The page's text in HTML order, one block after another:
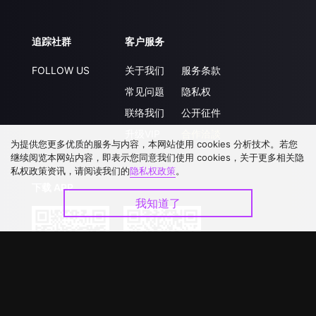
追踪社群
FOLLOW US
客户服务
关于我们
常见问题
联络我们
服务条款
隐私权
公开征件
下载 APP
为提供您更多优质的服务与内容，本网站使用 cookies 分析技术。若您
继续阅览本网站内容，即表示您同意我们使用 cookies，关于更多相关隐
私权政策资讯，请阅读我们的隐私权政策。
我知道了